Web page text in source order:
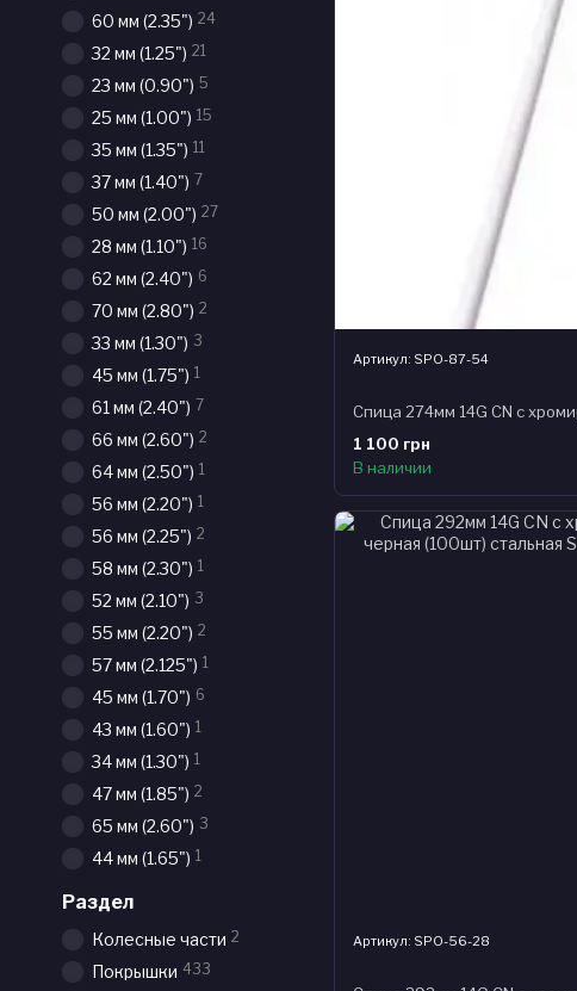
Артикул: SPO-87-54
1 100 грн
В наличии
Артикул: SPO-56-28
60 мм (2.35") 24
32 мм (1.25") 21
23 мм (0.90") 5
25 мм (1.00") 15
35 мм (1.35") 11
37 мм (1.40") 7
50 мм (2.00") 27
28 мм (1.10") 16
62 мм (2.40") 6
70 мм (2.80") 2
33 мм (1.30") 3
45 мм (1.75") 1
61 мм (2.40") 7
66 мм (2.60") 2
64 мм (2.50") 1
56 мм (2.20") 1
56 мм (2.25") 2
58 мм (2.30") 1
52 мм (2.10") 3
55 мм (2.20") 2
57 мм (2.125") 1
45 мм (1.70") 6
43 мм (1.60") 1
34 мм (1.30") 1
47 мм (1.85") 2
65 мм (2.60") 3
44 мм (1.65") 1
Раздел
Колесные части 2
Покрышки 433